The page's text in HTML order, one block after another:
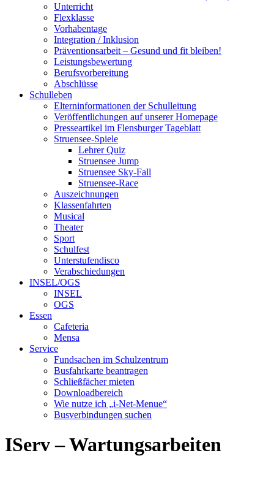
Unterricht
Flexklasse
Vorhabentage
Integration / Inklusion
Präventionsarbeit – Gesund und fit bleiben!
Leistungsbewertung
Berufsvorbereitung
Abschlüsse
Schulleben
Elterninformationen der Schulleitung
Veröffentlichungen auf unserer Homepage
Presseartikel im Flensburger Tageblatt
Struensee-Spiele
Lehrer Quiz
Struensee Jump
Struensee Sky-Fall
Struensee-Race
Auszeichnungen
Klassenfahrten
Musical
Theater
Sport
Schulfest
Unterstufendisco
Verabschiedungen
INSEL/OGS
INSEL
OGS
Essen
Cafeteria
Mensa
Service
Fundsachen im Schulzentrum
Busfahrkarte beantragen
Schließfächer mieten
Downloadbereich
Wie nutze ich „i-Net-Menue“
Busverbindungen suchen
IServ – Wartungsarbeiten